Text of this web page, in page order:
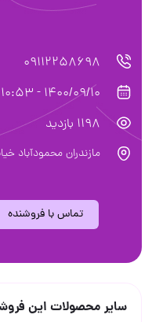
09112258698
1400/09/10 - 10:53
1198 بازدید
مازندران محمودآباد
تماس با فروشنده
سایر محصولات این